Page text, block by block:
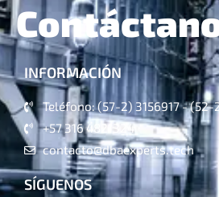
INFORMACIÓN
Teléfono: (57-2) 3156917 - (52-
+57 316 4821324
contacto@dbaexperts.tech
SÍGUENOS